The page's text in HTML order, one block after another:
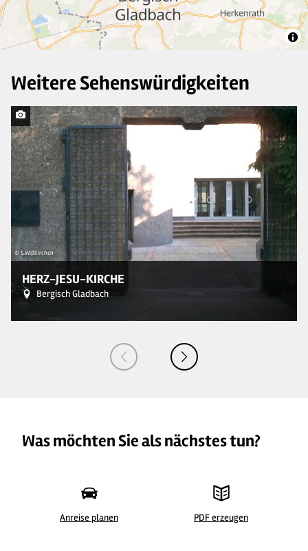
13
Weitere Sehenswürdigkeiten
© S.Wißkirchen
HERZ-JESU-KIRCHE
Bergisch Gladbach
Was möchten Sie als nächstes tun?
Anreise planen PDF erzeugen